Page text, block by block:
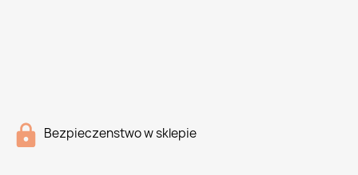
Bezpieczenstwo w sklepie